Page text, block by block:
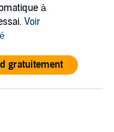
à
Voir
gratuitement